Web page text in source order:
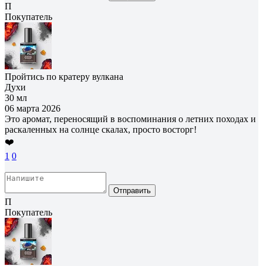
П
Покупатель
Пройтись по кратеру вулкана
Духи
30 мл
06 марта 2026
Это аромат, переносящий в воспоминания о летних походах и
раскаленных на солнце скалах, просто восторг!
❤️
1 0
Отправить
П
Покупатель